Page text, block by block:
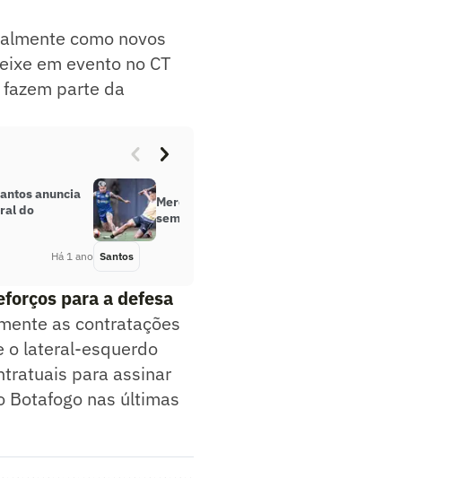
como novos
em evento no CT
parte da
anuncia
do
Há 1 ano
Mercado da bola: Santos tem
semana com reforços e Paulistão
Santos
para a defesa
as contratações
o lateral-esquerdo
para assinar
Botafogo nas últimas